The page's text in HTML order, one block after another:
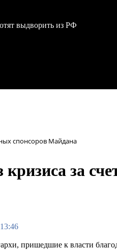
выдворить из РФ
спонсоров Майдана
за
пришедшие к власти